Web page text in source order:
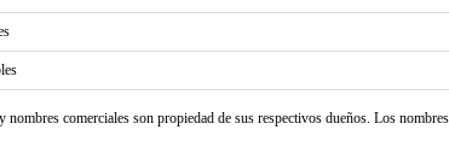
comerciales son propiedad de sus respectivos dueños. Los